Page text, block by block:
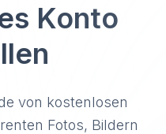
Konto
von kostenlosen
Fotos, Bildern